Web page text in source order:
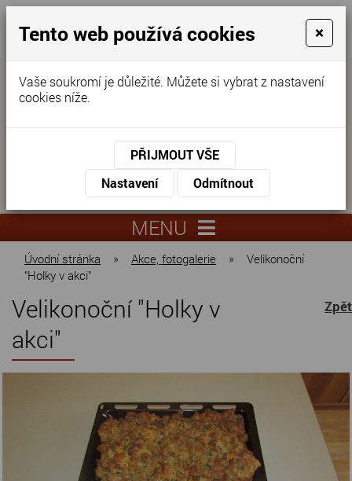
prohlídka
KONTAKTUJTE NÁS
KONTAKTUJTE NÁS
551
lysa.cz
MENU
Úvodní stránka » Akce, fotogalerie »
Velikonoční
"Holky v akci"
Velikonoční "Holky v
akci"
Zpět
Tento web používá cookies ×
Vaše soukromí je důležité. Můžete si vybrat z nastavení
cookies níže.
PŘIJMOUT VŠE
Nastavení
Odmítnout